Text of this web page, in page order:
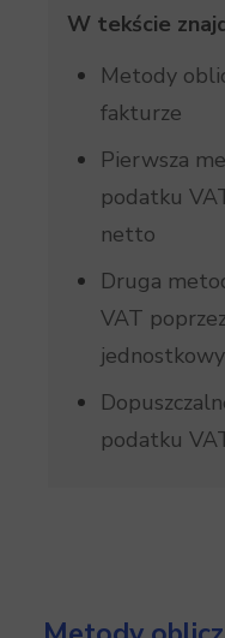
W tekście
Metody
fakturze
Pierwsza
podatku
netto
Druga
VAT
podatku